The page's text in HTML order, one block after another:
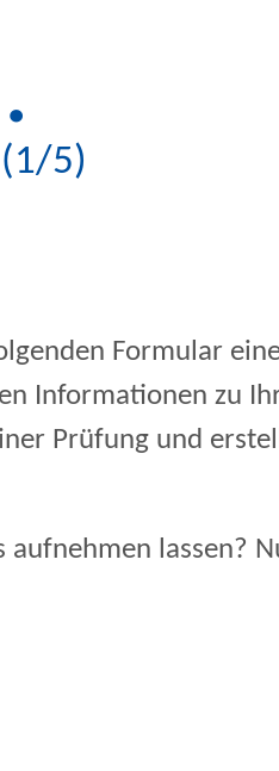
5)
Formular
Informationen zu
Prüfung und
lassen?